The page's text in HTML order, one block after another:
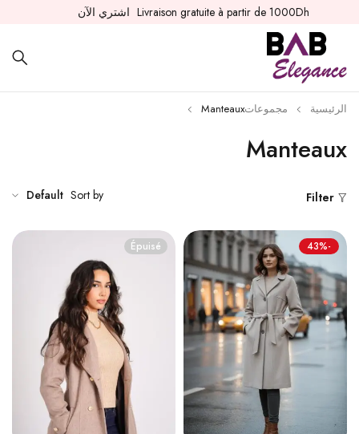
Livraison gratuite à partir de 1000Dh اشتري الآن
Manteaux
الرئيسية مجموعاتManteaux
Filter
Sort by
Default
-43%
Épuisé